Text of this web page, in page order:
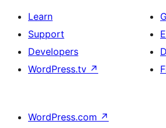
Learn
Support
Developers
WordPress.tv ↗
WordPress.com ↗